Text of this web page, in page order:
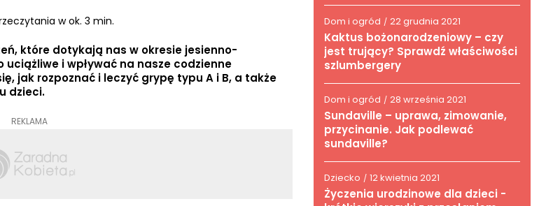
w ok. 3 min.
które dotykają nas w okresie jesienno-
i wpływać na nasze codzienne
jak rozpoznać i leczyć grypę typu A i B, a także
dzieci.
REKLAMA
Dom i ogród / 22 grudnia 2021
Kaktus bożonarodzeniowy – czy
jest trujący? Sprawdź właściwości
szlumbergery
Dom i ogród / 28 września 2021
Sundaville – uprawa, zimowanie,
przycinanie. Jak podlewać
sundaville?
Dziecko / 12 kwietnia 2021
Życzenia urodzinowe dla dzieci -